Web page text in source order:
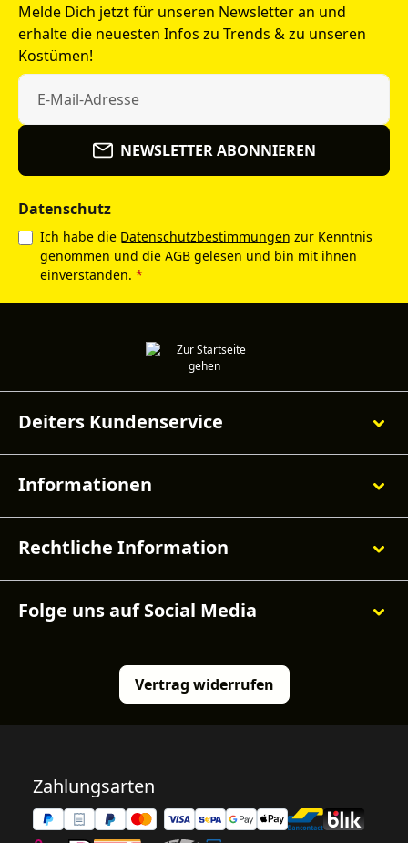
Melde Dich jetzt für unseren Newsletter an und
erhalte die neuesten Infos zu Trends & zu unseren
Kostümen!
NEWSLETTER ABONNIEREN
Datenschutz
Ich habe die Datenschutzbestimmungen zur Kenntnis
genommen und die AGB gelesen und bin mit ihnen
einverstanden. *
Deiters Kundenservice
Informationen
Rechtliche Information
Folge uns auf Social Media
Vertrag widerrufen
Zahlungsarten